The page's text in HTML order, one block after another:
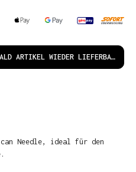
ARTIKEL WIEDER LIEFERBAR IST!
Needle, ideal für den